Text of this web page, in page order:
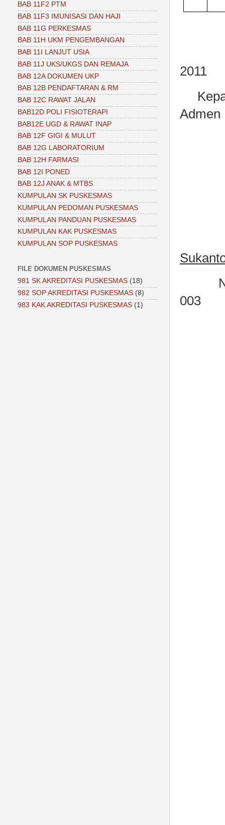
2011
Admen
003
BAB 11F2 PTM
BAB 11F3 IMUNISASI DAN HAJI
BAB 11G PERKESMAS
BAB 11H UKM PENGEMBANGAN
BAB 11I LANJUT USIA
BAB 11J UKS/UKGS DAN REMAJA
BAB 12A DOKUMEN UKP
BAB 12B PENDAFTARAN & RM
BAB 12C RAWAT JALAN
BAB12D POLI FISIOTERAPI
BAB12E UGD & RAWAT INAP
BAB 12F GIGI & MULUT
BAB 12G LABORATORIUM
BAB 12H FARMASI
BAB 12I PONED
BAB 12J ANAK & MTBS
KUMPULAN SK PUSKESMAS
KUMPULAN PEDOMAN PUSKESMAS
KUMPULAN PANDUAN PUSKESMAS
KUMPULAN KAK PUSKESMAS
KUMPULAN SOP PUSKESMAS
FILE DOKUMEN PUSKESMAS
981 SK AKREDITASI PUSKESMAS (18)
982 SOP AKREDITASI PUSKESMAS (8)
983 KAK AKREDITASI PUSKESMAS (1)